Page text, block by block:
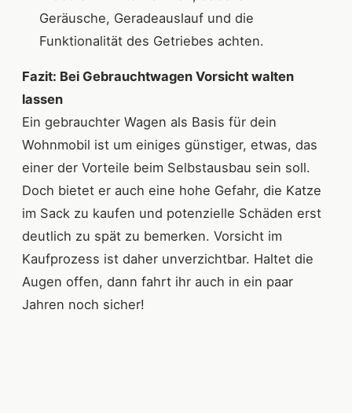
Geräusche, Geradeauslauf und die
Funktionalität des Getriebes achten.
Fazit: Bei Gebrauchtwagen Vorsicht walten
lassen
Ein gebrauchter Wagen als Basis für dein
Wohnmobil ist um einiges günstiger, etwas, das
einer der Vorteile beim Selbstausbau sein soll.
Doch bietet er auch eine hohe Gefahr, die Katze
im Sack zu kaufen und potenzielle Schäden erst
deutlich zu spät zu bemerken. Vorsicht im
Kaufprozess ist daher unverzichtbar. Haltet die
Augen offen, dann fahrt ihr auch in ein paar
Jahren noch sicher!